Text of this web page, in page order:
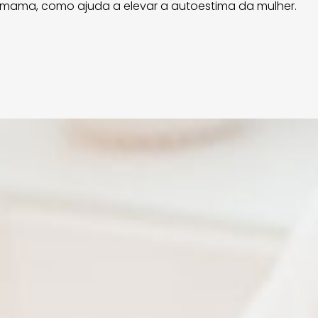
como ajuda a elevar a autoestima da mulher.